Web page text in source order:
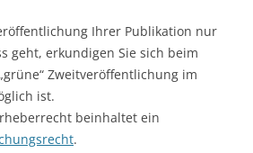
Ihrer Publikation nur
geht, erkundigen Sie sich beim
Zweitveröffentlichung im
ist.
beinhaltet ein
.